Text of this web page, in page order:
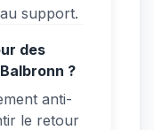
support.
des
?
anti-
le retour